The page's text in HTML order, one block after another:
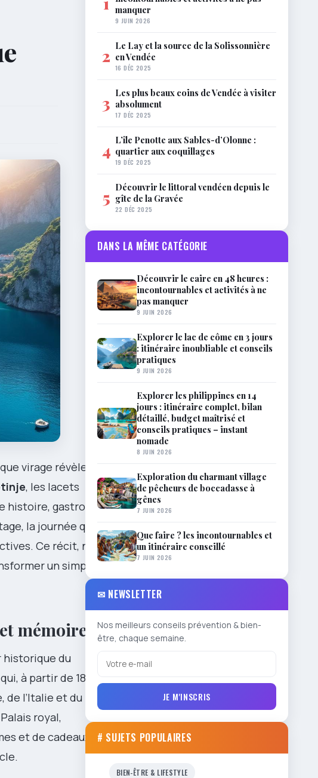
virage révèle un
, les lacets
histoire, gastronomie
la journée qui
Ce récit, nourri
un simple
mémoire
du
à partir de 1878, a
de l’Italie et du
royal,
et de cadeaux
manquer
9 JUIN 2026
2 Le Lay et la source de la Solissonnière
en Vendée
16 DÉC 2025
3 Les plus beaux coins de Vendée à visiter
absolument
17 DÉC 2025
4 L’île Penotte aux Sables-d’Olonne :
quartier aux coquillages
19 DÉC 2025
5 Découvrir le littoral vendéen depuis le
gîte de la Gravée
22 DÉC 2025
DANS LA MÊME CATÉGORIE
Découvrir le caire en 48 heures :
incontournables et activités à ne
pas manquer
9 JUIN 2026
Explorer le lac de côme en 3 jours
: itinéraire inoubliable et conseils
pratiques
9 JUIN 2026
Explorer les philippines en 14
jours : itinéraire complet, bilan
détaillé, budget maîtrisé et
conseils pratiques – instant
nomade
8 JUIN 2026
Exploration du charmant village
de pêcheurs de boccadasse à
gênes
7 JUIN 2026
Que faire ? les incontournables et
un itinéraire conseillé
7 JUIN 2026
✉ NEWSLETTER
Nos meilleurs conseils prévention & bien-
être, chaque semaine.
JE M'INSCRIS
# SUJETS POPULAIRES
BIEN-ÊTRE & LIFESTYLE